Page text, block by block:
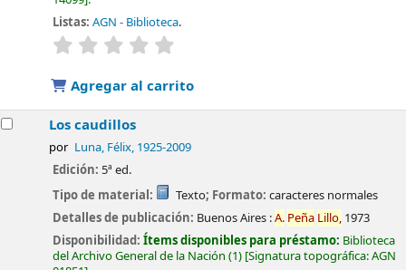
Listas: AGN - Biblioteca.
valoración
Agregar al carrito
Los caudillos
por Luna, Félix, 1925-2009
Edición: 5ª ed.
Tipo de material:
Texto; Formato: caracteres normales
Detalles de publicación: Buenos Aires :A. Peña Lillo, 1973
Disponibilidad:Ítems disponibles para préstamo: Biblioteca
del Archivo General de la Nación (1) Signatura topográfica:AGN